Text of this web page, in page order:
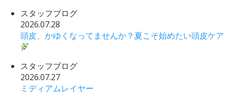
スタッフブログ
2026.07.28
頭皮、かゆくなってませんか？夏こそ始めたい頭皮ケア
スタッフブログ
2026.07.27
ミディアムレイヤー